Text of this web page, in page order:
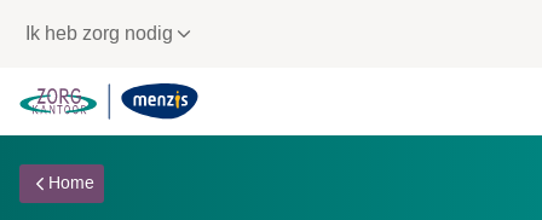
voor
navigatie
Ik heb zorg nodig
Home